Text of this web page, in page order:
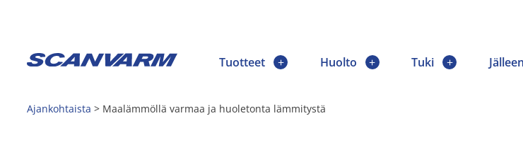
Tuotteet Huolto Tuki
Ajankohtaista > Maalämmöllä varmaa ja huoletonta lämmitystä